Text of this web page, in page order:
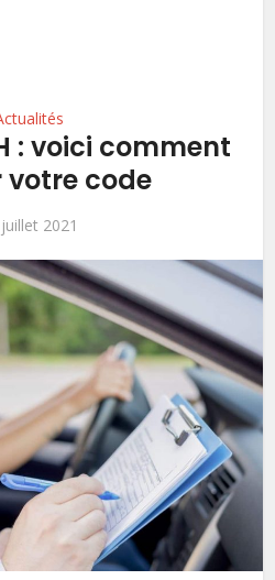
: voici comment
code
2021